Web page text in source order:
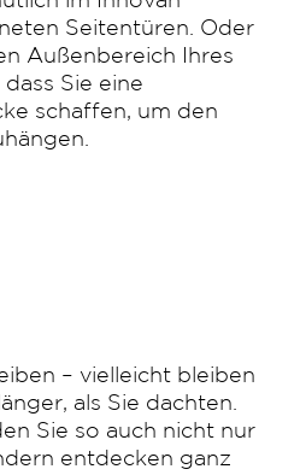
Seitentüren. Oder
Außenbereich Ihres
Sie eine
schaffen, um den
– vielleicht bleiben
als Sie dachten.
Sie so auch nicht nur
entdecken ganz